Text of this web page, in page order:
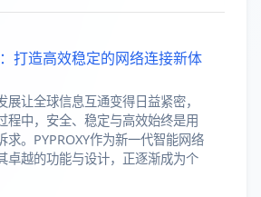
打造高效稳定的网络连接新体
展让全球信息互通变得日益紧密，
程中，安全、稳定与高效始终是用
求。PYPROXY作为新一代智能网络
卓越的功能与设计，正逐渐成为个